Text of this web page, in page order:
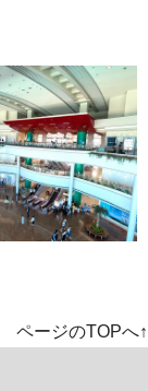
ページのTOPへ↑